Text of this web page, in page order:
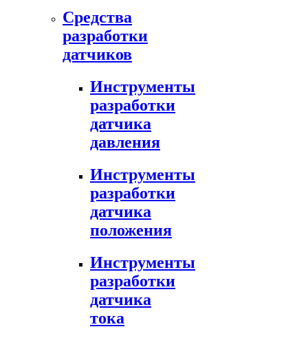
Средства
разработки
датчиков
Инструменты
разработки
датчика
давления
Инструменты
разработки
датчика
положения
Инструменты
разработки
датчика
тока